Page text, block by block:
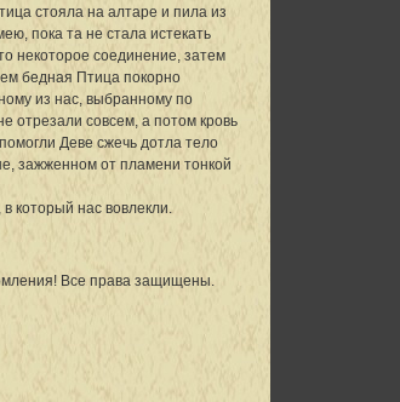
стояла на алтаре и пила из
пока та не стала истекать
некоторое соединение, затем
бедная Птица покорно
из нас, выбранному по
отрезали совсем, а потом кровь
Деве сжечь дотла тело
зажженном от пламени тонкой
который нас вовлекли.
Все права защищены.